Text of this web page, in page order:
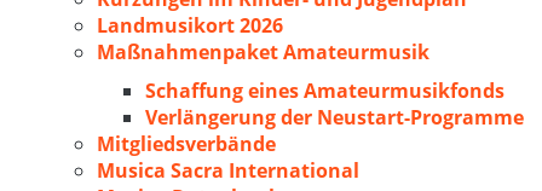
Landmusikort 2026
Maßnahmenpaket Amateurmusik
Schaffung eines Amateurmusikfonds
Verlängerung der Neustart-Programme
Mitgliedsverbände
Musica Sacra International